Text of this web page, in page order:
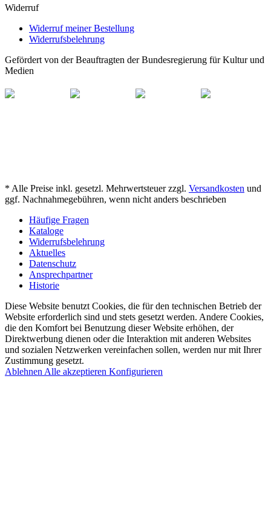
Widerruf
Widerruf meiner Bestellung
Widerrufsbelehrung
Gefördert von der Beauftragten der Bundesregierung für Kultur und
Medien
* Alle Preise inkl. gesetzl. Mehrwertsteuer zzgl. Versandkosten und
ggf. Nachnahmegebühren, wenn nicht anders beschrieben
Häufige Fragen
Kataloge
Widerrufsbelehrung
Aktuelles
Datenschutz
Ansprechpartner
Historie
Diese Website benutzt Cookies, die für den technischen Betrieb der
Website erforderlich sind und stets gesetzt werden. Andere Cookies,
die den Komfort bei Benutzung dieser Website erhöhen, der
Direktwerbung dienen oder die Interaktion mit anderen Websites
und sozialen Netzwerken vereinfachen sollen, werden nur mit Ihrer
Zustimmung gesetzt.
AblehnenAlle akzeptieren Konfigurieren